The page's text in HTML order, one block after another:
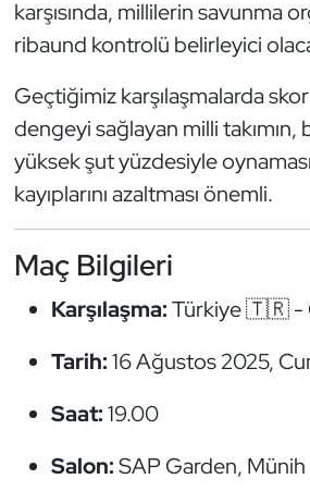
karşısında, millilerin savunma
ribaund kontrolü belirleyici
Geçtiğimiz karşılaşmalarda skor
dengeyi sağlayan milli takımın,
yüksek şut yüzdesiyle
kayıplarını azaltması önemli.
Maç Bilgileri
Karşılaşma:Türkiye 🇹🇷
Tarih:16 Ağustos 2025,
Saat:19.00
Salon:SAP Garden, Münih
Oryantiring
Özel Sporcular
Paralimpik
Ragbi
Satranç
Su Topu
Sualtı Sporları
Tekvando
Tenis